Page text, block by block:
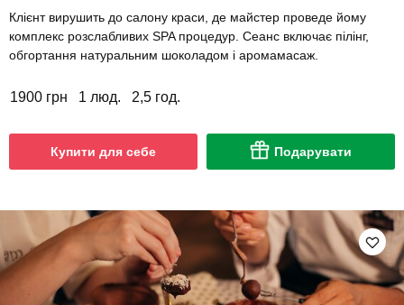
Клієнт вирушить до салону краси, де майстер проведе йому
комплекс розслабливих SPA процедур. Сеанс включає пілінг,
обгортання натуральним шоколадом і аромамасаж.
1900 грн 1 люд. 2,5 год.
Купити для себе Подарувати